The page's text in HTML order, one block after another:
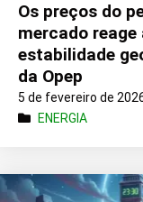
Os preços do
mercado
estabilidade
da Opep
5 de fevereiro de
ENERGIA